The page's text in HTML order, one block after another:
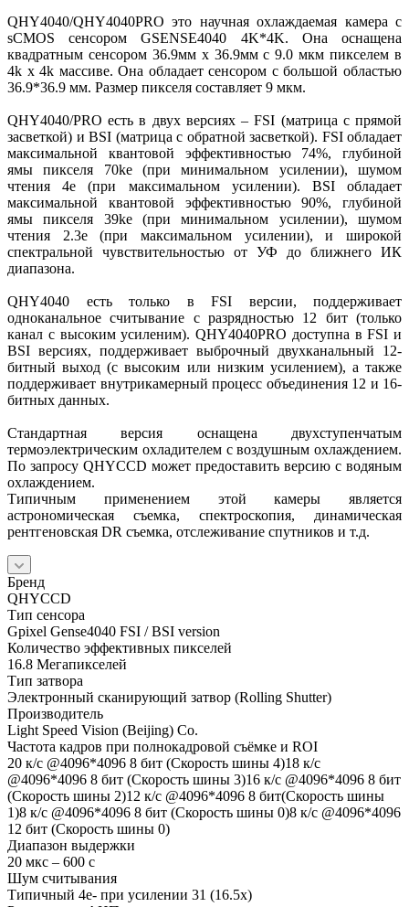
QHY4040/QHY4040PRO это научная охлаждаемая камера с
sCMOS сенсором GSENSE4040 4K*4K. Она оснащена
квадратным сенсором 36.9мм x 36.9мм с 9.0 мкм пикселем в
4k x 4k массиве. Она обладает сенсором с большой областью
36.9*36.9 мм. Размер пикселя составляет 9 мкм.
QHY4040/PRO есть в двух версиях – FSI (матрица с прямой
засветкой) и BSI (матрица с обратной засветкой). FSI обладает
максимальной квантовой эффективностью 74%, глубиной
ямы пикселя 70ke (при минимальном усилении), шумом
чтения 4e (при максимальном усилении). BSI обладает
максимальной квантовой эффективностью 90%, глубиной
ямы пикселя 39ke (при минимальном усилении), шумом
чтения 2.3e (при максимальном усилении), и широкой
спектральной чувствительностью от УФ до ближнего ИК
диапазона.
QHY4040 есть только в FSI версии, поддерживает
одноканальное считывание с разрядностью 12 бит (только
канал с высоким усиленим). QHY4040PRO доступна в FSI и
BSI версиях, поддерживает выброчный двухканальный 12-
битный выход (с высоким или низким усилением), а также
поддерживает внутрикамерный процесс объединения 12 и 16-
битных данных.
Стандартная версия оснащена двухступенчатым
термоэлектрическим охладителем с воздушным охлаждением.
По запросу QHYCCD может предоставить версию с водяным
охлаждением.
Типичным применением этой камеры является
астрономическая съемка, спектроскопия, динамическая
рентгеновская DR съемка, отслеживание спутников и т.д.
Бренд
QHYCCD
Тип сенсора
Gpixel Gense4040 FSI / BSI version
Количество эффективных пикселей
16.8 Мегапикселей
Тип затвора
Электронный сканирующий затвор (Rolling Shutter)
Производитель
Light Speed Vision (Beijing) Co.
Частота кадров при полнокадровой съёмке и ROI
20 к/с @4096*4096 8 бит (Скорость шины 4)18 к/с
@4096*4096 8 бит (Скорость шины 3)16 к/с @4096*4096 8 бит
(Скорость шины 2)12 к/с @4096*4096 8 бит(Скорость шины
1)8 к/с @4096*4096 8 бит (Скорость шины 0)8 к/с @4096*4096
12 бит (Скорость шины 0)
Диапазон выдержки
20 мкс – 600 с
Шум считывания
Типичный 4e- при усилении 31 (16.5x)